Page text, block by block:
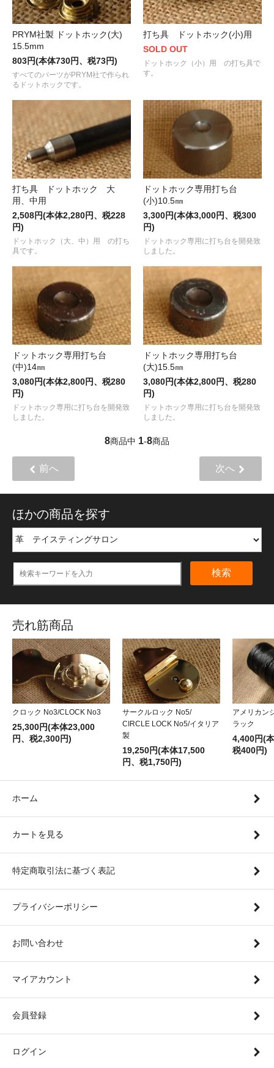
PRYM社製 ドットホック(大)
15.5mm
803円(本体730円、税73円)
すべてのパーツがPRYM社で作られ
るドットホックです。
打ち具 ドットホック(小)用
SOLD OUT
ドットホック（小）用 の打ち具で
す。
打ち具 ドットホック 大
用、中用
2,508円(本体2,280円、税228
円)
ドットホック（大、中）用 の打ち
具です。
ドットホック専用打ち台
(小)10.5㎜
3,300円(本体3,000円、税300
円)
ドットホック専用に打ち台を開発致
しました。
ドットホック専用打ち台
(中)14㎜
3,080円(本体2,800円、税280
円)
ドットホック専用に打ち台を開発致
しました。
ドットホック専用打ち台
(大)15.5㎜
3,080円(本体2,800円、税280
円)
ドットホック専用に打ち台を開発致
しました。
8商品中 1-8商品
前へ 次へ
ほかの商品を探す
検索
売れ筋商品
クロック No3/CLOCK No3
25,300円(本体23,000
円、税2,300円)
サークルロック No5/
CIRCLE LOCK No5/イタリア
製
19,250円(本体17,500
円、税1,750円)
アメリカ
ラック
4,400円(
税400円)
ホーム
カートを見る
特定商取引法に基づく表記
プライバシーポリシー
お問い合わせ
マイアカウント
会員登録
ログイン